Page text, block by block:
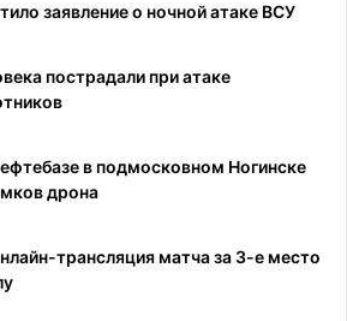
заявление о ночной атаке ВСУ
пострадали при атаке
в подмосковном Ногинске
дрона
трансляция матча за 3-е место